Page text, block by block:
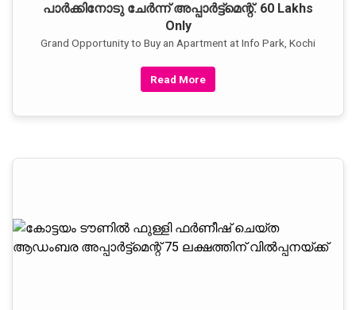
പാര്‍ക്കിനോടു ചേര്‍ന്ന് അപ്പാര്‍ട്ട്‌മെന്റ്. 60 Lakhs
Only
Grand Opportunity to Buy an Apartment at Info Park, Kochi
Read More